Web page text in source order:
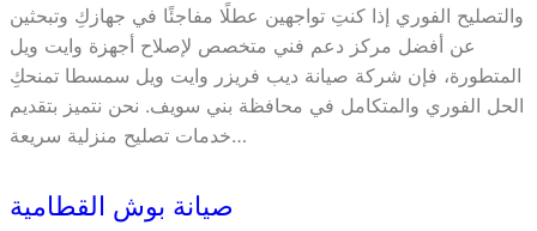
والتصليح الفوري إذا كنتِ تواجهين عطلًا مفاجئًا في جهازكِ وتبحثين
عن أفضل مركز دعم فني متخصص لإصلاح أجهزة وايت ويل
المتطورة، فإن شركة صيانة ديب فريزر وايت ويل سمسطا تمنحكِ
الحل الفوري والمتكامل في محافظة بني سويف. نحن نتميز بتقديم
خدمات تصليح منزلية سريعة…
صيانة بوش القطامية